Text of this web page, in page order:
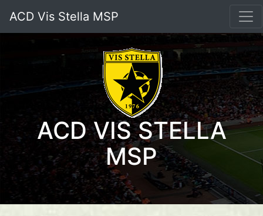
ACD Vis Stella MSP
ACD VIS STELLA
MSP